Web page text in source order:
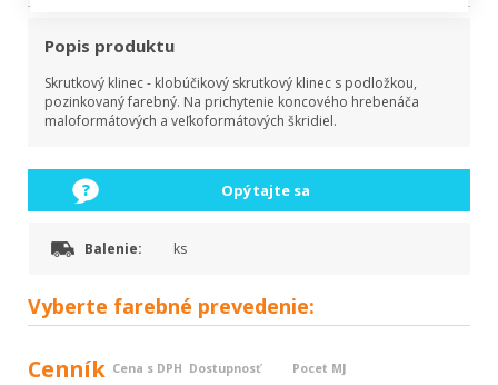
Popis produktu
Skrutkový klinec - klobúčikový skrutkový klinec s podložkou,
pozinkovaný farebný. Na prichytenie koncového hrebenáča
maloformátových a veľkoformátových škridiel.
Opýtajte sa
Balenie: ks
Vyberte farebné prevedenie:
Cenník Cena s DPH Dostupnosť Pocet MJ